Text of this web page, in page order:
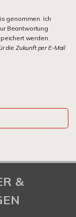
genommen. Ich
Beantwortung
werden.
die Zukunft per E-Mail
&